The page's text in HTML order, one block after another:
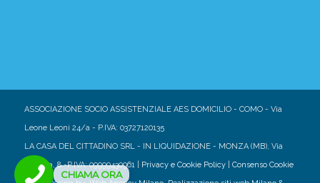
CHIAMA ORA
ASSOCIAZIONE SOCIO ASSISTENZIALE AES DOMICILIO - COMO - Via
Leone Leoni 24/a - P.IVA: 03727120135
LA CASA DEL CITTADINO SRL - IN LIQUIDAZIONE - MONZA (MB), Via
Marsala, 8 -P.IVA: 09999430961 |
Privacy e Cookie Policy| Consenso Cookie